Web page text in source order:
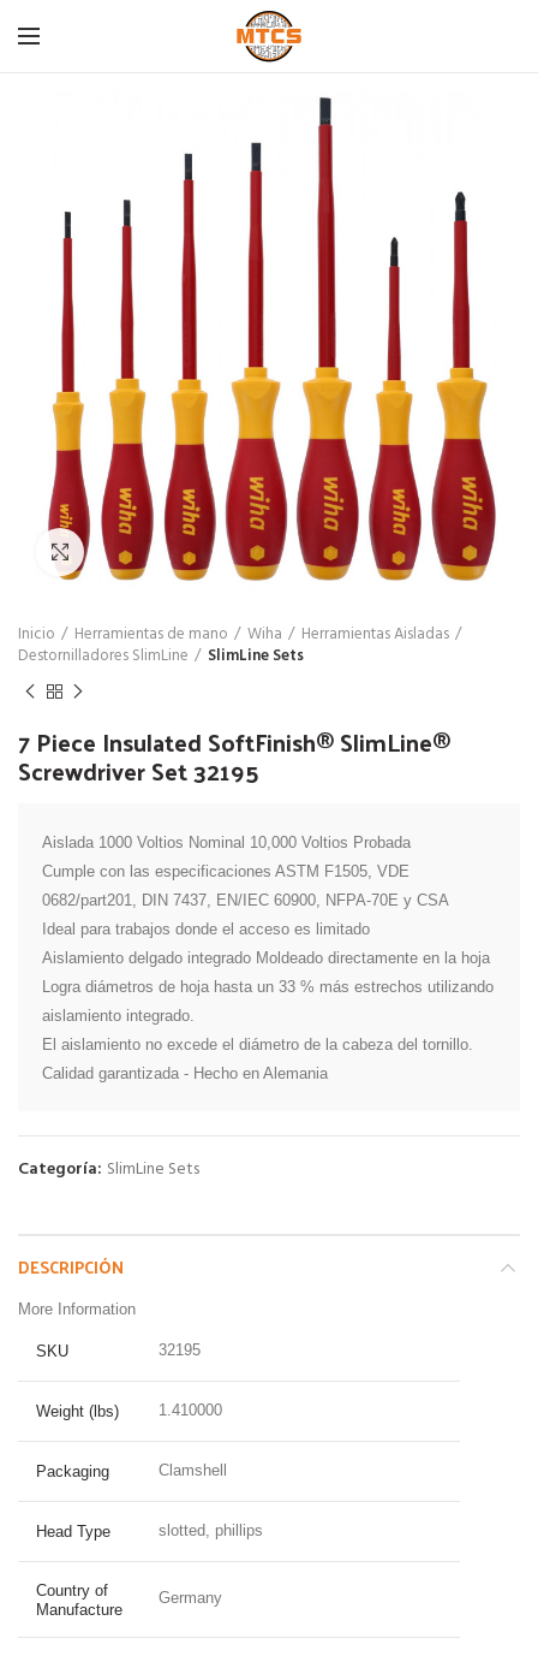
Click para agrandar
Inicio Herramientas de mano Wiha
Herramientas Aisladas
Destornilladores SlimLine
SlimLine Sets
7 Piece Insulated SoftFinish® SlimLine®
Screwdriver Set 32195
Aislada 1000 Voltios Nominal 10,000 Voltios Probada
Cumple con las especificaciones ASTM F1505, VDE
0682/part201, DIN 7437, EN/IEC 60900, NFPA-70E y CSA
Ideal para trabajos donde el acceso es limitado
Aislamiento delgado integrado Moldeado directamente en la hoja
Logra diámetros de hoja hasta un 33 % más estrechos utilizando
aislamiento integrado.
El aislamiento no excede el diámetro de la cabeza del tornillo.
Calidad garantizada - Hecho en Alemania
Categoría: SlimLine Sets
DESCRIPCIÓN
More Information
SKU 32195
Weight (lbs) 1.410000
Packaging Clamshell
Head Type slotted, phillips
Country of
Manufacture
Germany